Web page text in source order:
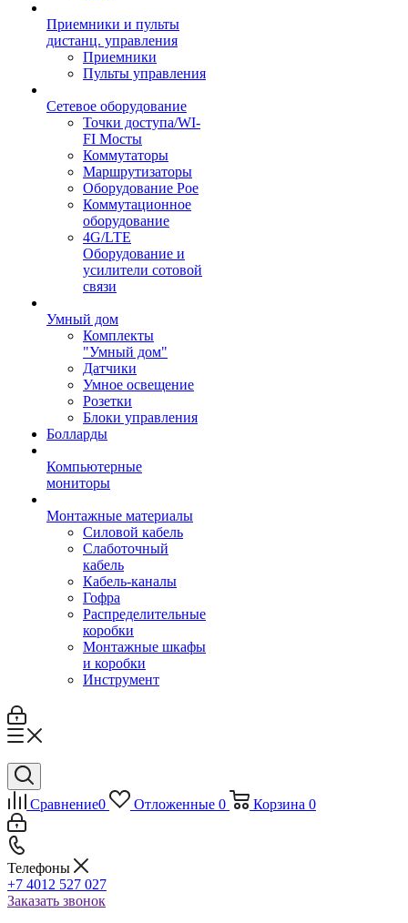
Приемники и пульты
дистанц. управления
Приемники
Пульты управления
Сетевое оборудование
Точки доступа/WI-
FI Мосты
Коммутаторы
Маршрутизаторы
Оборудование Poe
Коммутационное
оборудование
4G/LTE
Оборудование и
усилители сотовой
связи
Умный дом
Комплекты
"Умный дом"
Датчики
Умное освещение
Розетки
Блоки управления
Болларды
Компьютерные
мониторы
Монтажные материалы
Силовой кабель
Слаботочный
кабель
Кабель-каналы
Гофра
Распределительные
коробки
Монтажные шкафы
и коробки
Инструмент
Сравнение0 Отложенные 0 Корзина 0
Телефоны
+7 4012 527 027
Заказать звонок